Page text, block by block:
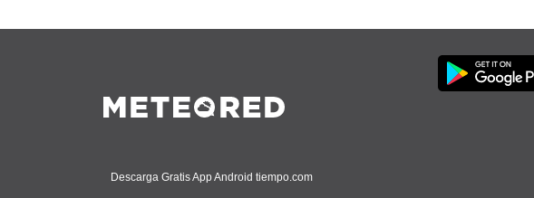
Descarga Gratis App Android tiempo.com